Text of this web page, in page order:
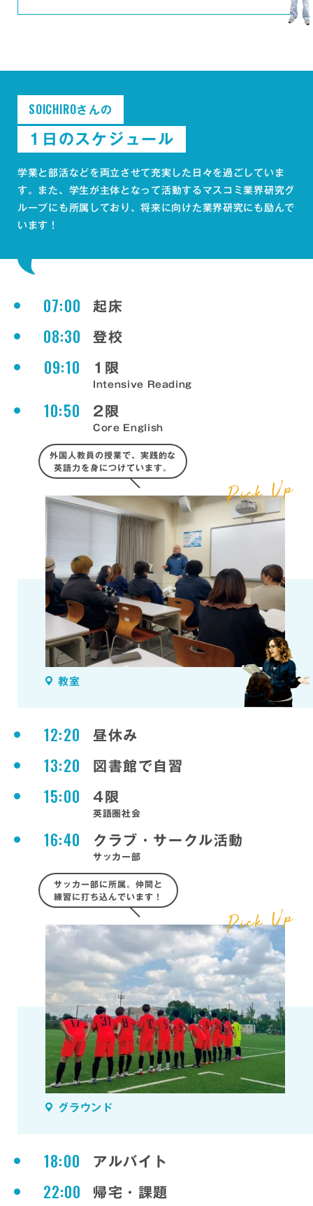
SOICHIROさんの
1日のスケジュール
学業と部活などを両立させて充実した日々を過ごしていま
す。 また、学生が主体となって活動するマスコミ業界研究グ
ループにも所属しており、将来に向けた業界研究にも励んで
います！
07:00 起床
08:30 登校
09:10 1限
Intensive Reading
10:50 2限
Core English
外国人教員の授業で、実践的な
英語力を身につけています。
教室
12:20 昼休み
13:20 図書館で自習
15:00 4限
英語圏社会
16:40 クラブ・サークル活動
サッカー部
サッカー部に所属。仲間と
練習に打ち込んでいます！
グラウンド
18:00 アルバイト
22:00 帰宅・課題